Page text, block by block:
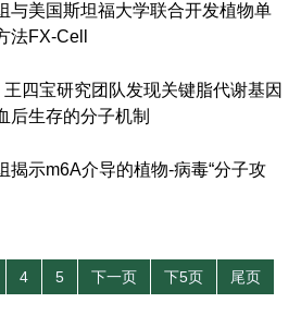
与美国斯坦福大学联合开发植物单
法FX-Cell
王四宝研究团队发现关键脂代谢基因
后生存的分子机制
揭示m6A介导的植物-病毒“分子攻
4 5 下一页 下5页 尾页